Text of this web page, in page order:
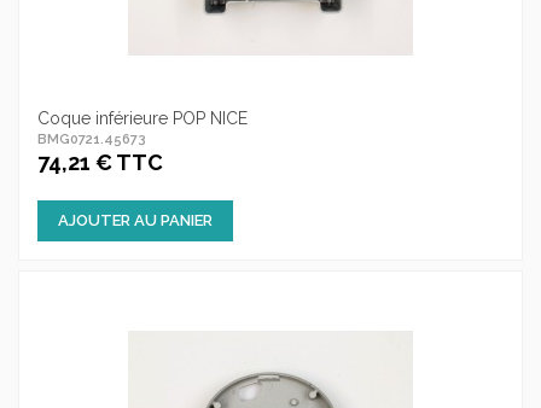
Coque inférieure POP NICE
BMG0721.45673
74,21 € TTC
AJOUTER AU PANIER